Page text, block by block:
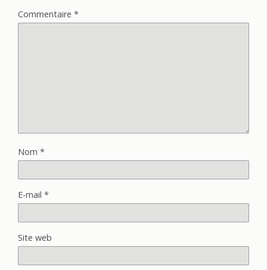
Commentaire *
Nom *
E-mail *
Site web